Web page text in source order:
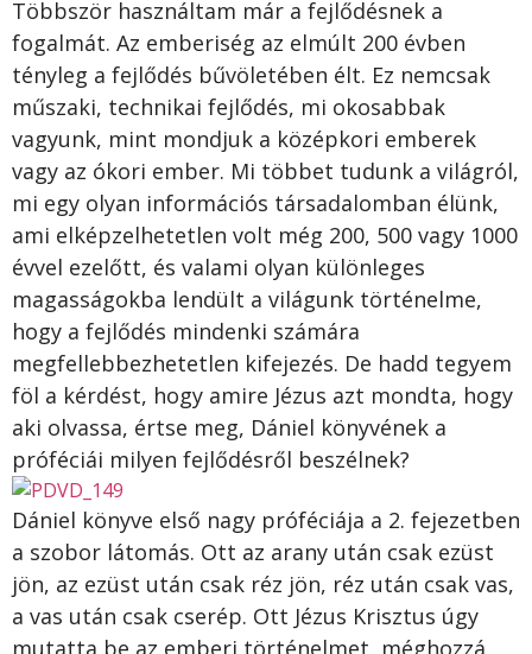
Többször használtam már a fejlődésnek a
fogalmát. Az emberiség az elmúlt 200 évben
tényleg a fejlődés bűvöletében élt. Ez nemcsak
műszaki, technikai fejlődés, mi okosabbak
vagyunk, mint mondjuk a középkori emberek
vagy az ókori ember. Mi többet tudunk a világról,
mi egy olyan információs társadalomban élünk,
ami elképzelhetetlen volt még 200, 500 vagy 1000
évvel ezelőtt, és valami olyan különleges
magasságokba lendült a világunk történelme,
hogy a fejlődés mindenki számára
megfellebbezhetetlen kifejezés. De hadd tegyem
föl a kérdést, hogy amire Jézus azt mondta, hogy
aki olvassa, értse meg, Dániel könyvének a
próféciái milyen fejlődésről beszélnek?
Dániel könyve első nagy próféciája a 2. fejezetben
a szobor látomás. Ott az arany után csak ezüst
jön, az ezüst után csak réz jön, réz után csak vas,
a vas után csak cserép. Ott Jézus Krisztus úgy